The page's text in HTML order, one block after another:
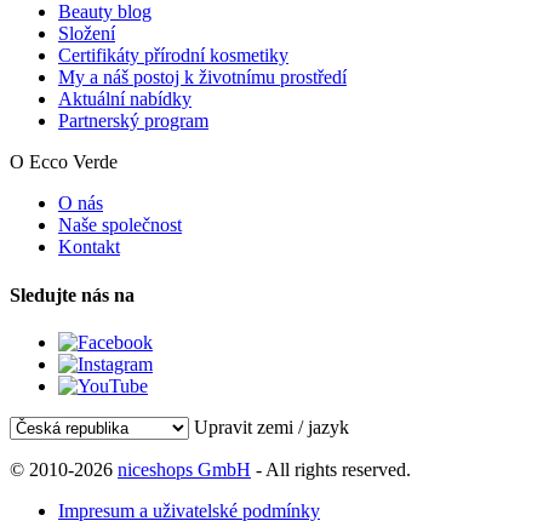
Beauty blog
Složení
Certifikáty přírodní kosmetiky
My a náš postoj k životnímu prostředí
Aktuální nabídky
Partnerský program
O Ecco Verde
O nás
Naše společnost
Kontakt
Sledujte nás na
Upravit zemi / jazyk
© 2010-2026 niceshops GmbH - All rights reserved.
Impresum a uživatelské podmínky